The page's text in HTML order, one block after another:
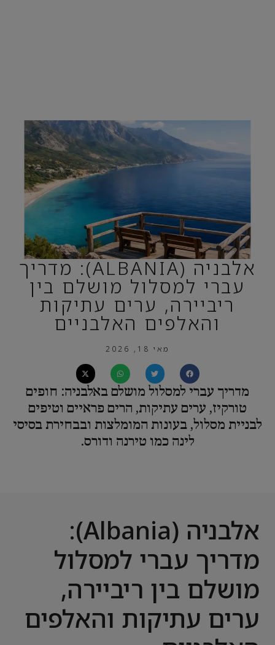
אלבניה (ALBANIA): מדריך
עברי למסלול מושלם בין
ריביירה, ערים עתיקות
והאלפים האלבניים
מאי 18, 2026
מדריך עברי למסלול מושלם באלבניה: חופים
טורקיז, ערים עתיקות, הרים פראיים וטיפים
לבניית מסלול, בעונות המומלצות ובבחירת בסיסי
לינה כמו טירנה ודורס.
אלבניה (Albania):
מדריך עברי למסלול
מושלם בין ריביירה,
ערים עתיקות והאלפים